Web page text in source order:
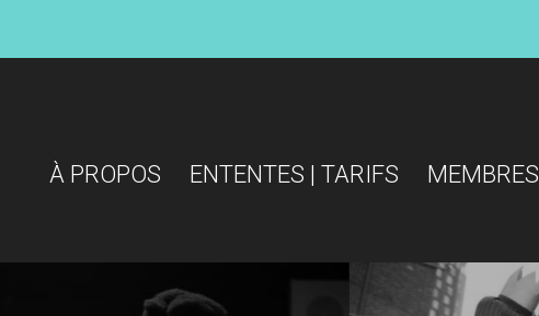
À PROPOS ENTENTES | TARIFS MEMBRES